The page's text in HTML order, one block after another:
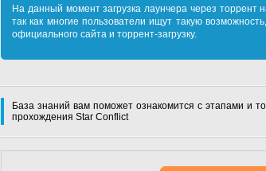
На данный момент загрузка лаунчера через
так как многие пользователи ищут такую
официального сайта и торрент-загрузку.
База знаний вам поможет ознакомится с этапами и
прохождения Star Conflict